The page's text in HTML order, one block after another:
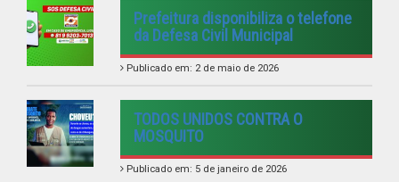
PREFEITURA REALIZA DIVERSAS
ENTREGAS PARA A POPULAÇÃO
FEIRANOVENSE.
VER TODAS NOTÍCIAS